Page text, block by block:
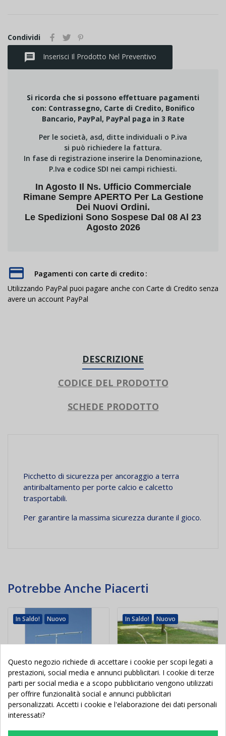
Condividi
message Inserisci Il Prodotto Nel Preventivo
Si ricorda che si possono effettuare pagamenti
con: Contrassegno, Carte di Credito, Bonifico
Bancario, PayPal, PayPal paga in 3 Rate
Per le società, asd, ditte individuali o P.iva
si può richiedere la fattura.
In fase di registrazione inserire la Denominazione,
P.Iva e codice SDI nei campi richiesti.
In Agosto Il Ns. Ufficio Commerciale
Rimane Sempre APERTO Per La Gestione
Dei Nuovi Ordini.
Le Spedizioni Sono Sospese Dal 08 Al 23
Agosto 2026
Pagamenti con carte di credito
Utilizzando PayPal puoi pagare anche con Carte di Credito senza
avere un account PayPal
DESCRIZIONE
CODICE DEL PRODOTTO
SCHEDE PRODOTTO
Picchetto di sicurezza per ancoraggio a terra
antiribaltamento per porte calcio e calcetto
trasportabili.
Per garantire la massima sicurezza durante il gioco.
Potrebbe Anche Piacerti
In Saldo! Nuovo
Forca calcio allenamento
In Saldo! Nuovo
Carrello segnacampo
Questo negozio richiede di accettare i cookie per scopi legati a
prestazioni, social media e annunci pubblicitari. I cookie di terze
parti per social media e a scopo pubblicitario vengono utilizzati
per offrire funzionalità social e annunci pubblicitari
personalizzati. Accetti i cookie e l'elaborazione dei dati personali
interessati?